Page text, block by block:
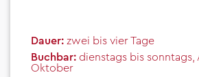
Dauer: zwei bis vier Tage
Buchbar: dienstags bis sonntags,
Oktober